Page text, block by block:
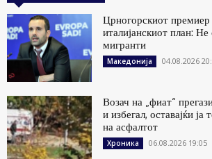
Црногорскиот
италијанскиот план: Не
мигранти
Македонија 04.08.2026
Возач на „фиат“
и избегал, оставајќи
на асфалтот
Хроника 06.08.2026 19:05